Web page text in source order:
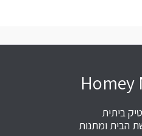
Homey
ביתית
הבית ומתנות